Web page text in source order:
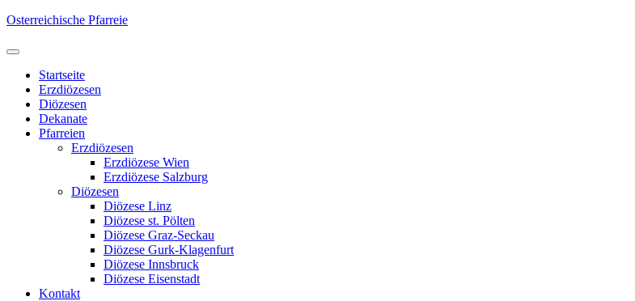
Osterreichische Pfarreie
Startseite
Erzdiözesen
Diözesen
Dekanate
Pfarreien
Erzdiözesen
Erzdiözese Wien
Erzdiözese Salzburg
Diözesen
Diözese Linz
Diözese st. Pölten
Diözese Graz-Seckau
Diözese Gurk-Klagenfurt
Diözese Innsbruck
Diözese Eisenstadt
Kontakt